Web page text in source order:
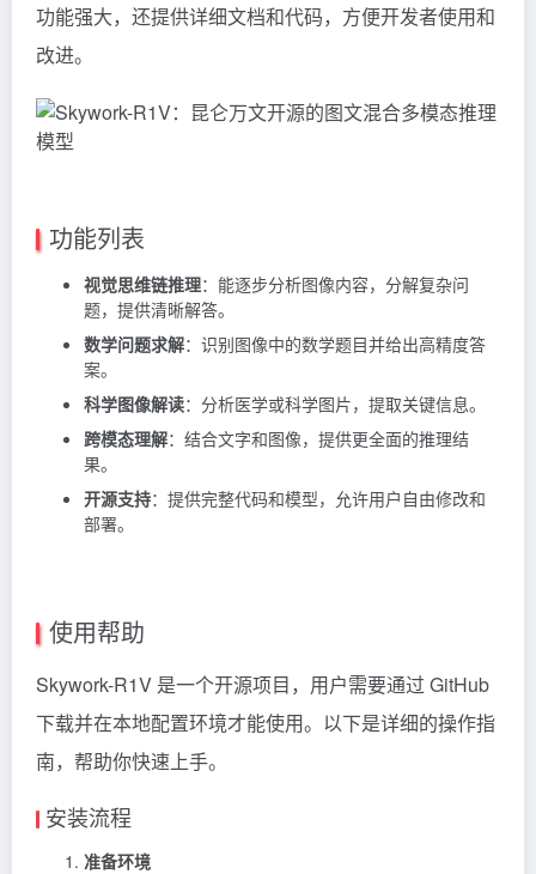
功能强大，还提供详细文档和代码，方便开发者使用和
改进。
功能列表
视觉思维链推理：能逐步分析图像内容，分解复杂问
题，提供清晰解答。
数学问题求解：识别图像中的数学题目并给出高精度答
案。
科学图像解读：分析医学或科学图片，提取关键信息。
跨模态理解：结合文字和图像，提供更全面的推理结
果。
开源支持：提供完整代码和模型，允许用户自由修改和
部署。
使用帮助
Skywork-R1V 是一个开源项目，用户需要通过 GitHub
下载并在本地配置环境才能使用。以下是详细的操作指
南，帮助你快速上手。
安装流程
准备环境